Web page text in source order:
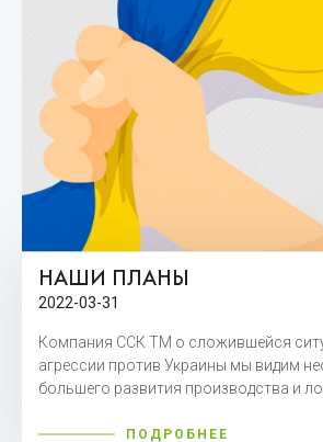
НАШИ ПЛАНЫ
2022-03-31
Компания ССК ТМ о сложившейся
агрессии против Украины мы видим
большего развития производства и
ПОДРОБНЕЕ